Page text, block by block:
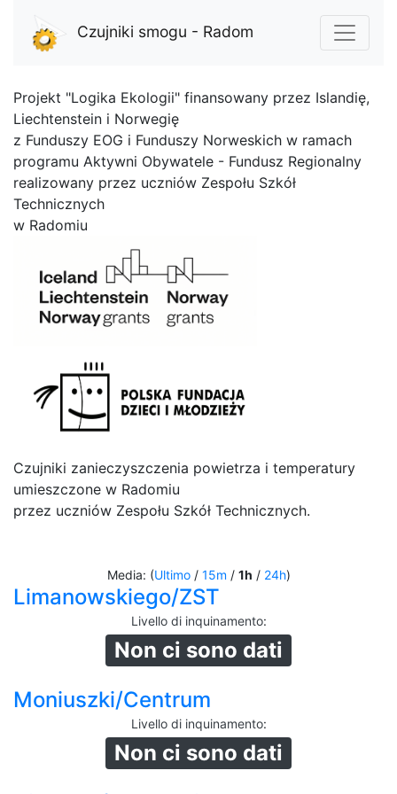
Czujniki smogu - Radom
Projekt "Logika Ekologii" finansowany przez Islandię,
Liechtenstein i Norwegię
z Funduszy EOG i Funduszy Norweskich w ramach
programu Aktywni Obywatele - Fundusz Regionalny
realizowany przez uczniów Zespołu Szkół
Technicznych
w Radomiu
Czujniki zanieczyszczenia powietrza i temperatury
umieszczone w Radomiu
przez uczniów Zespołu Szkół Technicznych.
Media: (Ultimo/ 15m / 1h / 24h)
Limanowskiego/ZST
Livello di inquinamento:
Non ci sono dati
Moniuszki/Centrum
Livello di inquinamento:
Non ci sono dati